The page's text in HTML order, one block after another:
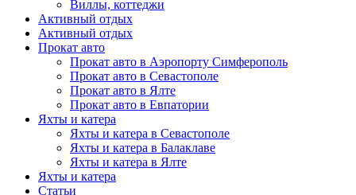
Виллы, коттеджи
Активный отдых
Активный отдых
Прокат авто
Прокат авто в Аэропорту Симферополь
Прокат авто в Севастополе
Прокат авто в Ялте
Прокат авто в Евпатории
Яхты и катера
Яхты и катера в Севастополе
Яхты и катера в Балаклаве
Яхты и катера в Ялте
Яхты и катера
Статьи